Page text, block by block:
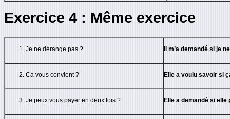
Exercice 4 : Même exercice
Je ne dérange pas ? Il m’a demandé si je
Ca vous convient ? Elle a voulu savoir si
Je peux vous payer en deux fois ? Elle a demandé si